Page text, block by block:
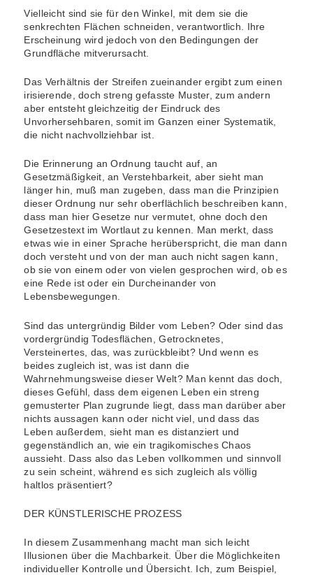
Vielleicht sind sie für den Winkel, mit dem sie die
senkrechten Flächen schneiden, verantwortlich. Ihre
Erscheinung wird jedoch von den Bedingungen der
Grundfläche mitverursacht.
Das Verhältnis der Streifen zueinander ergibt zum einen
irisierende, doch streng gefasste Muster, zum andern
aber entsteht gleichzeitig der Eindruck des
Unvorhersehbaren, somit im Ganzen einer Systematik,
die nicht nachvollziehbar ist.
Die Erinnerung an Ordnung taucht auf, an
Gesetzmäßigkeit, an Verstehbarkeit, aber sieht man
länger hin, muß man zugeben, dass man die Prinzipien
dieser Ordnung nur sehr oberflächlich beschreiben kann,
dass man hier Gesetze nur vermutet, ohne doch den
Gesetzestext im Wortlaut zu kennen. Man merkt, dass
etwas wie in einer Sprache herüberspricht, die man dann
doch versteht und von der man auch nicht sagen kann,
ob sie von einem oder von vielen gesprochen wird, ob es
eine Rede ist oder ein Durcheinander von
Lebensbewegungen.
Sind das untergründig Bilder vom Leben? Oder sind das
vordergründig Todesflächen, Getrocknetes,
Versteinertes, das, was zurückbleibt? Und wenn es
beides zugleich ist, was ist dann die
Wahrnehmungsweise dieser Welt? Man kennt das doch,
dieses Gefühl, dass dem eigenen Leben ein streng
gemusterter Plan zugrunde liegt, dass man darüber aber
nichts aussagen kann oder nicht viel, und dass das
Leben außerdem, sieht man es distanziert und
gegenständlich an, wie ein tragikomisches Chaos
aussieht. Dass also das Leben vollkommen und sinnvoll
zu sein scheint, während es sich zugleich als völlig
haltlos präsentiert?
DER KÜNSTLERISCHE PROZESS
In diesem Zusammenhang macht man sich leicht
Illusionen über die Machbarkeit. Über die Möglichkeiten
individueller Kontrolle und Übersicht. Ich, zum Beispiel,